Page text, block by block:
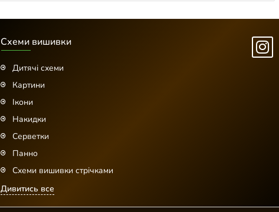
Схеми вишивки
Дитячі схеми
Картини
Ікони
Накидки
Серветки
Панно
Схеми вишивки стрічками
Дивитись все